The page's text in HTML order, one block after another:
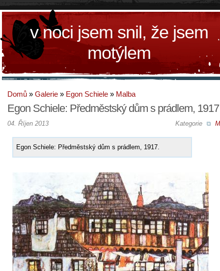
v noci jsem snil, že jsem
motýlem
Domů » Galerie » Egon Schiele » Malba
Egon Schiele: Předměstský dům s prádlem, 1917
Kategorie
04. Říjen 2013
Egon Schiele: Předměstský dům s prádlem, 1917.